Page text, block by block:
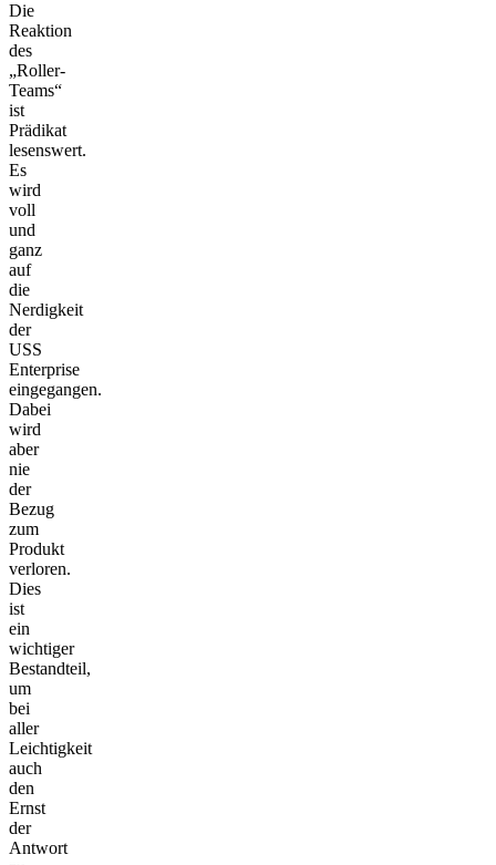
Die
Reaktion
des
„Roller-
Teams“
ist
Prädikat
lesenswert.
Es
wird
voll
und
ganz
auf
die
Nerdigkeit
der
USS
Enterprise
eingegangen.
Dabei
wird
aber
nie
der
Bezug
zum
Produkt
verloren.
Dies
ist
ein
wichtiger
Bestandteil,
um
bei
aller
Leichtigkeit
auch
den
Ernst
der
Antwort